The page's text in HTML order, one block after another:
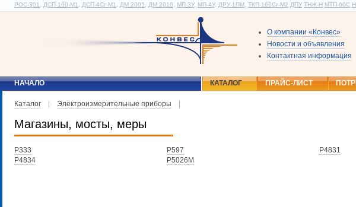
РОС-301 ДСП-160-М1 ДСП-4Сг-М1 ДМ 2005 ДМ 2010 МП-3У, МП-4У, ДРУ-1ПМ ТКП-160Сг-М2 ДПУ ТНЖ-Н МТП-60С
О компании «Конвес»
Новости и объявления
Контактная информация
НАЧАЛО КАТАЛОГ ПРАЙС-ЛИСТ
Каталог Электроизмерительные приборы
Магазины, мосты, меры
Р333
Р4834
Р597
Р5026М
Р4831